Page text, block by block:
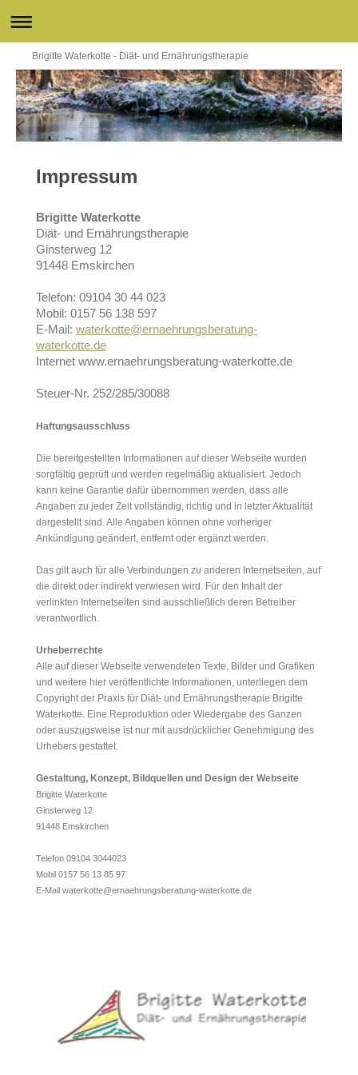
Brigitte Waterkotte - Diät- und Ernährungstherapie
Impressum
Brigitte Waterkotte
Diät- und Ernährungstherapie
Ginsterweg 12
91448 Emskirchen
Telefon: 09104 30 44 023
Mobil: 0157 56 138 597
E-Mail: waterkotte@ernaehrungsberatung-
waterkotte.de
Internet www.ernaehrungsberatung-waterkotte.de
Steuer-Nr. 252/285/30088
Haftungsausschluss
Die bereitgestellten Informationen auf dieser Webseite wurden
sorgfältig geprüft und werden regelmäßig aktualisiert. Jedoch
kann keine Garantie dafür übernommen werden, dass alle
Angaben zu jeder Zeit vollständig, richtig und in letzter Aktualität
dargestellt sind. Alle Angaben können ohne vorheriger
Ankündigung geändert, entfernt oder ergänzt werden.
Das gilt auch für alle Verbindungen zu anderen Internetseiten, auf
die direkt oder indirekt verwiesen wird. Für den Inhalt der
verlinkten Internetseiten sind ausschließlich deren Betreiber
verantwortlich.
Urheberrechte
Alle auf dieser Webseite verwendeten Texte, Bilder und Grafiken
und weitere hier veröffentlichte Informationen, unterliegen dem
Copyright der Praxis für Diät- und Ernährungstherapie Brigitte
Waterkotte. Eine Reproduktion oder Wiedergabe des Ganzen
oder auszugsweise ist nur mit ausdrücklicher Genehmigung des
Urhebers gestattet.
Gestaltung, Konzept, Bildquellen und Design der Webseite
Brigitte Waterkotte
Ginsterweg 12
91448 Emskirchen
Telefon 09104 3044023
Mobil 0157 56 13 85 97
E-Mail waterkotte@ernaehrungsberatung-waterkotte.de